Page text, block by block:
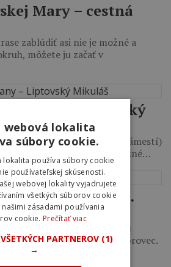
Mary – cestná
zablúdiť asi nie je možné a
môžete ju začať v
– Liptovský
trasu začali v centre (na námestí)
je to uzavretý okruh, je možné…
Trnovec – Lipt.
aj pre CYKLOVOZÍK. Našu
na námesti v obci Bobrovec.
okolo…
webová lokalita
súbory cookie.
lokalita používa súbory cookie
používateľskej skúsenosti.
webovej lokality vyjadrujete
všetkých súborov cookie
našimi zásadami používania
cookie. Prečítať viac
PARTNEROV (1)
→